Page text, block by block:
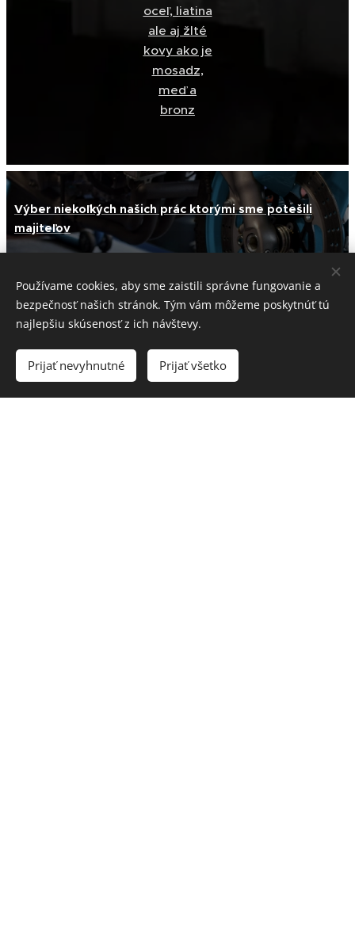
oceľ, liatina
ale aj žlté
kovy ako je
mosadz,
meď a
bronz
Výber niekoľkých našich prác ktorými sme potešili
majiteľov
Používame cookies, aby sme zaistili správne fungovanie a
bezpečnosť našich stránok. Tým vám môžeme poskytnúť tú
najlepšiu skúsenosť z ich návštevy.
Prijať nevyhnutné Prijať všetko